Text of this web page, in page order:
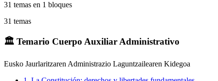
31 temas en 1 bloques
31 temas
🏛️ Temario Cuerpo Auxiliar Administrativo
Eusko Jaurlaritzaren Administrazio Laguntzailearen Kidegoa